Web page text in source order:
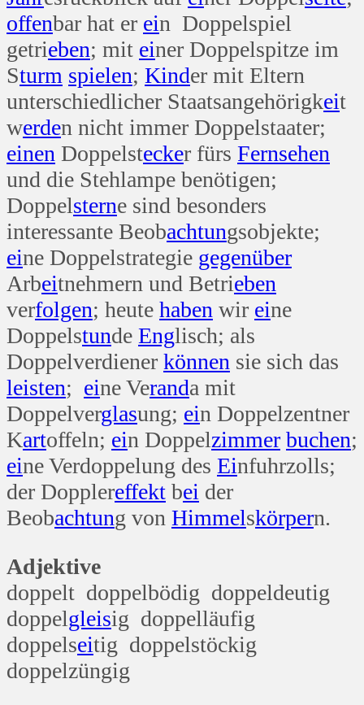
offenbar hat er ein Doppelspiel
getrieben; mit einer Doppelspitze im
Sturm spielen; Kinder mit Eltern
unterschiedlicher Staatsangehörigkeit
werden nicht immer Doppelstaater;
einen Doppelstecker fürs Fernsehen
und die Stehlampe benötigen;
Doppelsterne sind besonders
interessante Beobachtungsobjekte;
eine Doppelstrategie gegenüber
Arbeitnehmern und Betrieben
verfolgen; heute haben wir eine
Doppelstunde Englisch; als
Doppelverdiener können sie sich das
leisten; eine Veranda mit
Doppelverglasung; ein Doppelzentner
Kartoffeln; ein Doppelzimmer buchen;
eine Verdoppelung des Einfuhrzolls;
der Dopplereffekt bei der
Beobachtung von Himmelskörpern.
Adjektive
doppelt doppelbödig doppeldeutig
doppelgleisig doppelläufig
doppelseitig doppelstöckig
doppelzüngig